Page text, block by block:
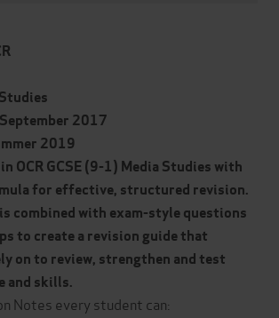
2017
2019
OCR GCSE (9-1) Media Studies with
for effective, structured revision.
combined with exam-style questions
to create a revision guide that
on to review, strengthen and test
and skills.
Notes every student can: